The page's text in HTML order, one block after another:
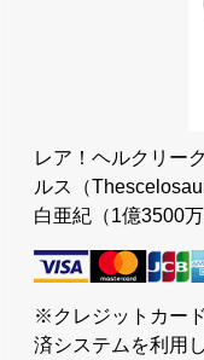
レア！ヘルクリー
ルス（
白亜紀（1億3500
※クレジットカー
済システムを利用